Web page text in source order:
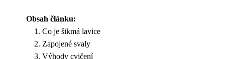
Obsah článku:
Co je šikmá lavice
Zapojené svaly
Výhody cvičení